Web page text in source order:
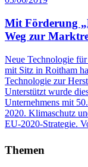
Mit Förderung
Weg zur
Neue Technologie
mit Sitz in Roitham
Technologie zur
Unterstützt wurde
Unternehmens mit
2020. Klimaschutz
EU-2020-Strategie.
Themen